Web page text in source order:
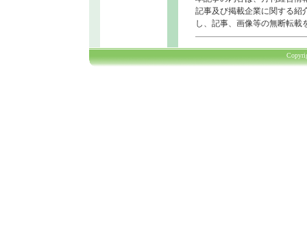
記事及び掲載企業に関する紹
し、記事、画像等の無断転載